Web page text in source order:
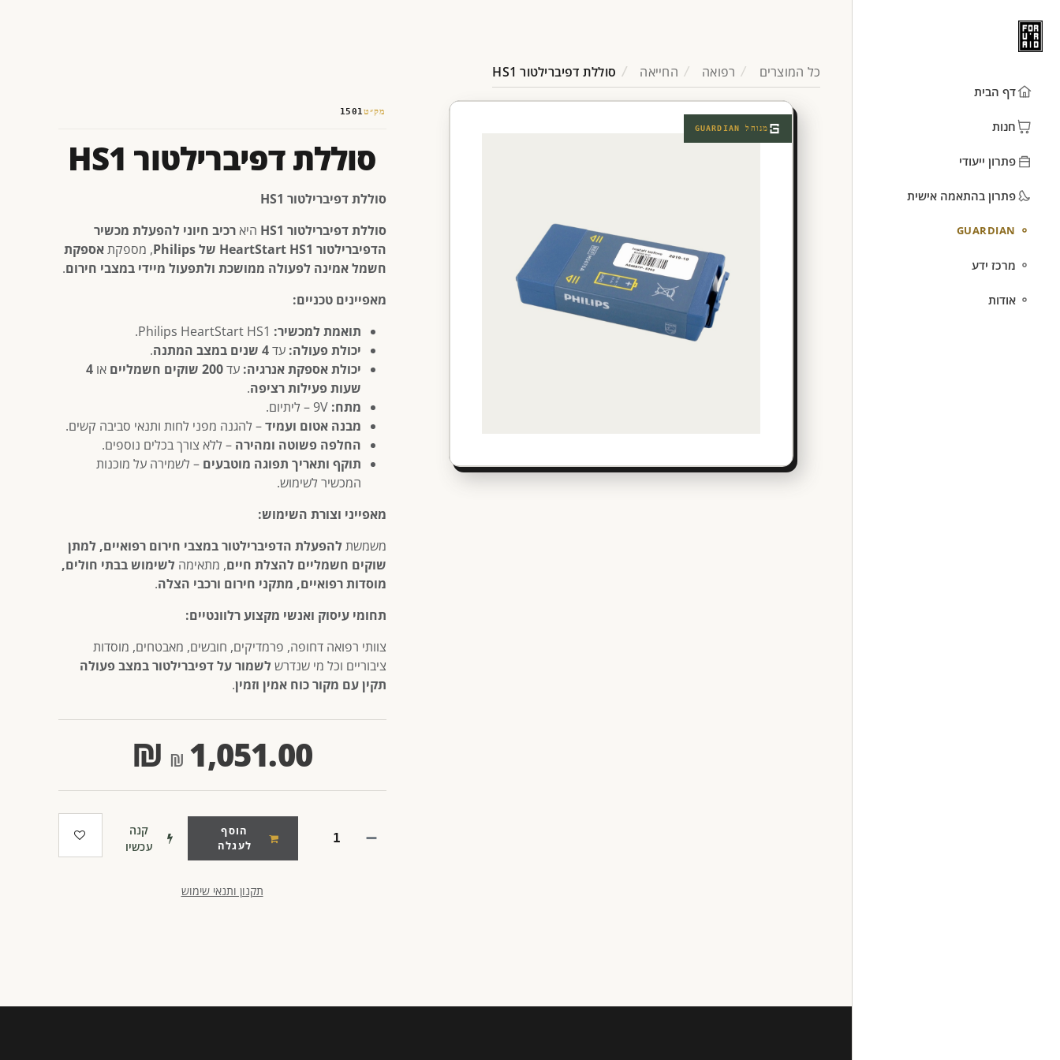
דף הבית
חנות
פתרון ייעודי
פתרון בהתאמה אישית
GUARDIAN
מרכז ידע
אודות
כל המוצרים רפואה החייאה סוללת דפיברילטור HS1
מנוהל GUARDIAN
מק״ט1501
סוללת דפיברילטור HS1
סוללת דפיברילטור HS1
סוללת דפיברילטור HS1
היארכיב חיוני להפעלת מכשיר
הדפיברילטור HeartStart HS1 של Philips
, מספקתאספקת
חשמל אמינה לפעולה ממושכת ולתפעול מיידי במצבי חירום.
מאפיינים טכניים:
תואמת למכשיר:
יכולת פעולה: עד4 שנים במצב המתנה
.
יכולת אספקת אנרגיה: עד200 שוקים חשמליים או4
שעות פעילות רציפה.
מתח: 9V – ליתיום.
מבנה אטום ועמיד– להגנה מפני לחות ותנאי סביבה קשים.
החלפה פשוטה ומהירה – ללא צורך בכלים נוספים.
תוקף ותאריך תפוגה מוטבעים – לשמירה על מוכנות
המכשיר לשימוש.
מאפייני וצורת השימוש:
משמשת להפעלת הדפיברילטור במצבי חירום רפואיים, למתן
שוקים חשמליים להצלת חיים, מתאימה לשימוש בבתי חולים,
מוסדות רפואיים, מתקני חירום ורכבי הצלה.
תחומי עיסוק ואנשי מקצוע רלוונטיים:
צוותי רפואה דחופה, פרמדיקים, חובשים, מאבטחים, מוסדות
ציבוריים וכל מי שנדרש לשמור על דפיברילטור במצב פעולה
תקין עם מקור כוח אמין וזמין.
1,051.00
₪
הוסף
לעגלה
קנה
עכשיו
תקנון ותנאי שימוש